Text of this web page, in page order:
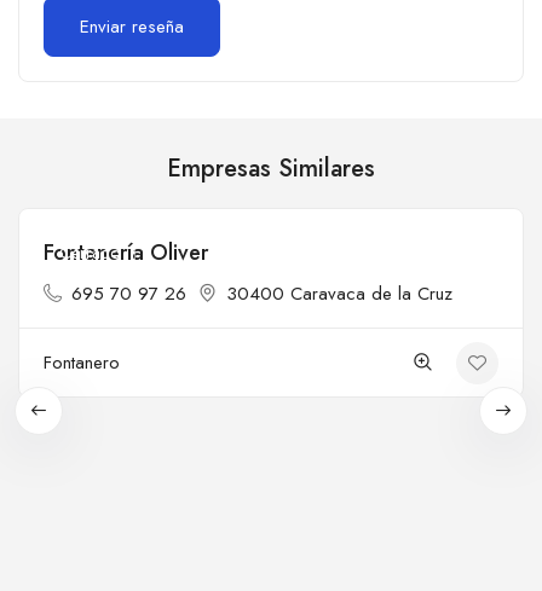
Empresas Similares
Cerrado
Fontanería Oliver
695 70 97 26 30400 Caravaca de la Cruz
Fontanero